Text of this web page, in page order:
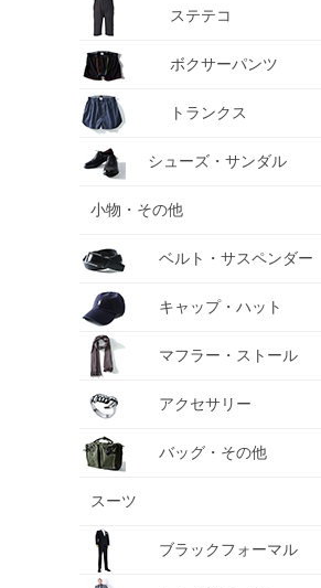
ステテコ
ボクサーパンツ
トランクス
シューズ・サンダル
小物・その他
ベルト・サスペンダー
キャップ・ハット
マフラー・ストール
アクセサリー
バッグ・その他
スーツ
ブラックフォーマル